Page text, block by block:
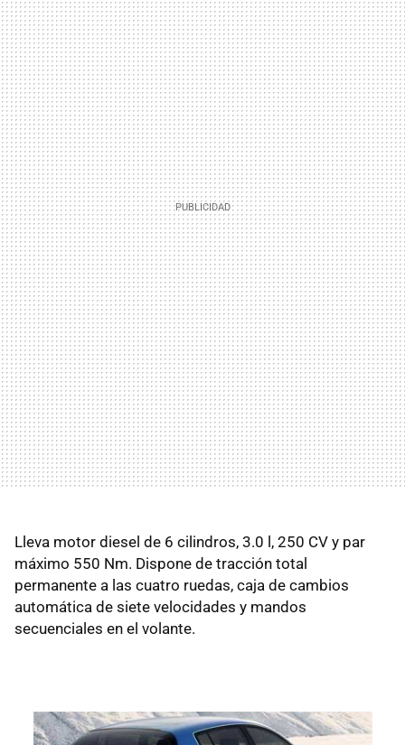
Lleva motor diesel de 6 cilindros, 3.0 l, 250 CV y par
máximo 550 Nm. Dispone de tracción total
permanente a las cuatro ruedas, caja de cambios
automática de siete velocidades y mandos
secuenciales en el volante.